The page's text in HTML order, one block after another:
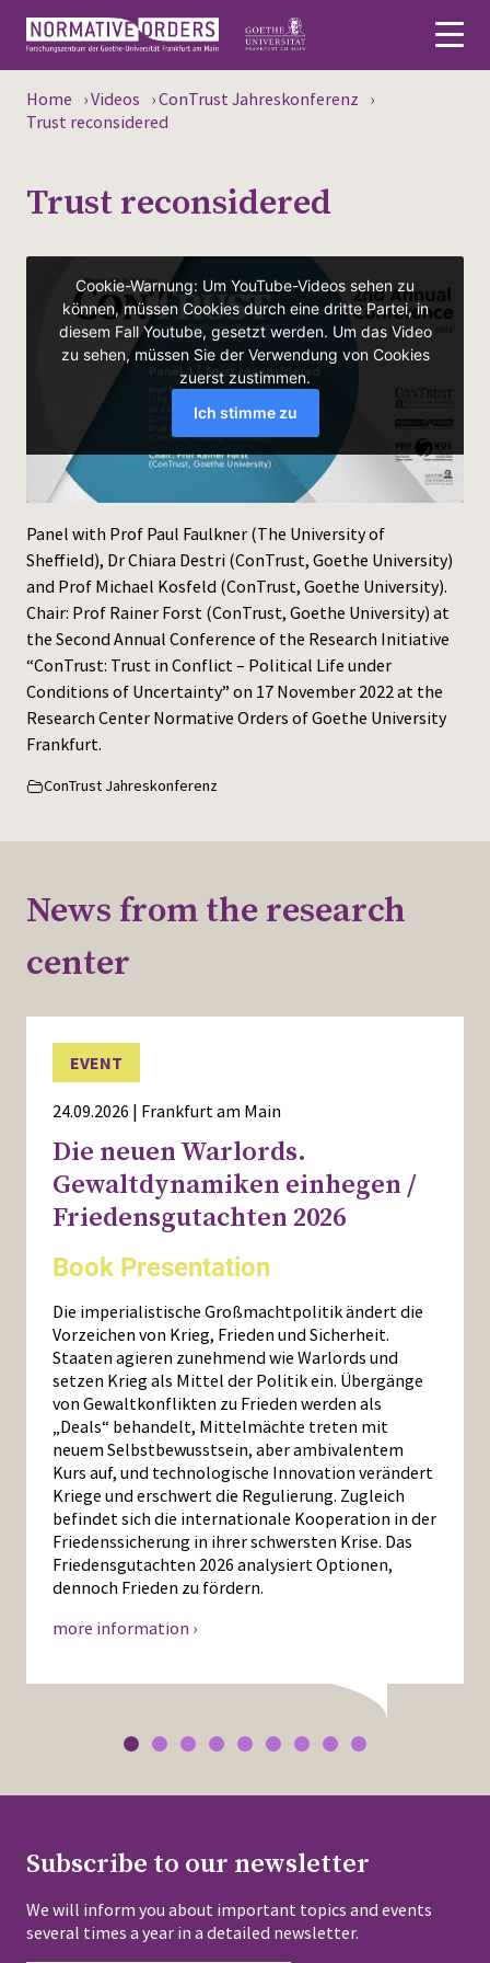
Deutsch
Persons
Research
Publications
Media
Press
Home ›Videos ›ConTrust Jahreskonferenz ›
Trust reconsidered
Trust reconsidered
Panel with Prof Paul Faulkner (The University of
Sheffield), Dr Chiara Destri (ConTrust, Goethe University)
and Prof Michael Kosfeld (ConTrust, Goethe University).
Chair: Prof Rainer Forst (ConTrust, Goethe University) at
the Second Annual Conference of the Research Initiative
“ConTrust: Trust in Conflict – Political Life under
Conditions of Uncertainty” on 17 November 2022 at the
Research Center Normative Orders of Goethe University
Frankfurt.
ConTrust Jahreskonferenz
News from the research
center
EVENT
24.09.2026 | Frankfurt am Main
Die neuen Warlords.
Gewaltdynamiken einhegen /
Friedensgutachten 2026
Book Presentation
Die imperialistische Großmachtpolitik ändert die
Vorzeichen von Krieg, Frieden und Sicherheit.
Staaten agieren zunehmend wie Warlords und
setzen Krieg als Mittel der Politik ein. Übergänge
von Gewaltkonflikten zu Frieden werden als
„Deals“ behandelt, Mittelmächte treten mit
neuem Selbstbewusstsein, aber ambivalentem
Kurs auf, und technologische Innovation verändert
Kriege und erschwert die Regulierung. Zugleich
befindet sich die internationale Kooperation in der
Friedenssicherung in ihrer schwersten Krise. Das
Friedensgutachten 2026 analysiert Optionen,
dennoch Frieden zu fördern.
more information ›
Subscribe to our newsletter
We will inform you about important topics and events
several times a year in a detailed newsletter.